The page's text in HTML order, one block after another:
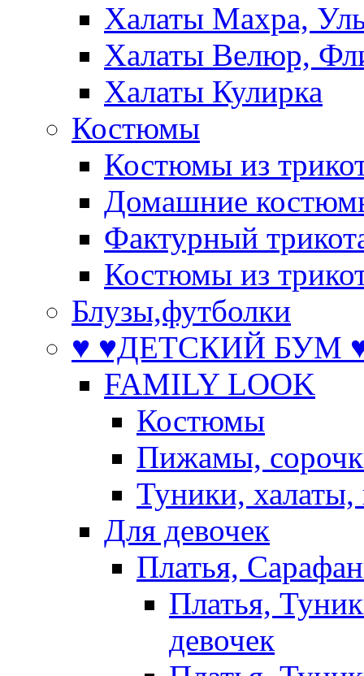
Халаты Махра,
Халаты Велюр,
Халаты Кулирка
Костюмы
Костюмы из
Домашние
Фактурный
Костюмы из
Блузы,футболки
♥ ♥ДЕТСКИЙ БУМ
FAMILY LOOK
Костюмы
Пижамы,
Туники, халаты,
Для девочек
Платья,
Платья,
девочек